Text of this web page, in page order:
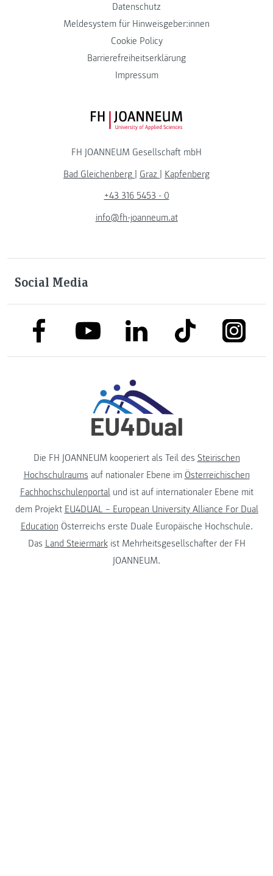
Datenschutz
Meldesystem für Hinweisgeber:innen
Cookie Policy
Barrierefreiheitserklärung
Impressum
FH JOANNEUM Logo
FH JOANNEUM Gesellschaft mbH
Bad Gleichenberg | Graz | Kapfenberg
+43 316 5453 - 0
info@fh-joanneum.at
Social Media
link to facebooklink to youtubelink to linkedinlink to tiktok link to
Die FH JOANNEUM kooperiert als Teil des Steirischen
Hochschulraums auf nationaler Ebene im Österreichischen
Fachhochschulenportalund ist auf internationaler Ebene mit
dem Projekt EU4DUAL – European University Alliance For Dual
Education Österreichs erste Duale Europäische Hochschule.
Das Land Steiermarkist Mehrheitsgesellschafter der FH
JOANNEUM.